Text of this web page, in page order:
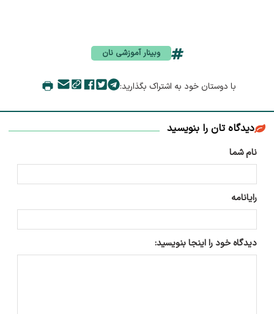
وبینار آموزشی نان
با دوستان خود به اشتراک بگذارید:
دیدگاه تان را بنویسید
نام شما
رایانامه
دیدگاه خود را اینجا بنویسید: